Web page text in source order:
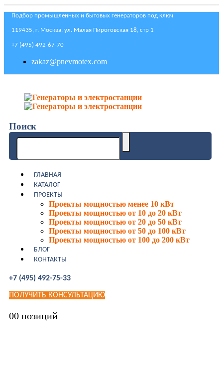
Подбор промышленных и бытовых генераторов под ключ
119435, г. Москва, ул. Малая Пироговская 18, стр 1
+7 (495) 492-67-70
zakaz@pnevmotex.com
Поиск
ГЛАВНАЯ
КАТАЛОГ
ПРОЕКТЫ
Проекты мощностью менее 10 кВт
Проекты мощностью от 10 до 20 кВт
Проекты мощностью от 20 до 50 кВт
Проекты мощностью от 50 до 100 кВт
Проекты мощностью от 100 до 200 кВт
БЛОГ
КОНТАКТЫ
+7 (495) 492-75-33
ПОЛУЧИТЬ КОНСУЛЬТАЦИЮ
00 позиций